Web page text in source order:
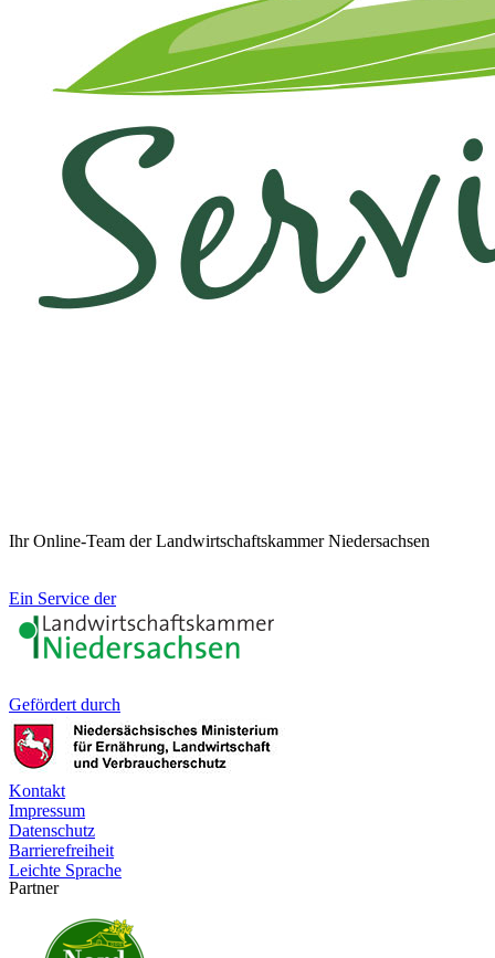
Ihr Online-Team der Landwirtschaftskammer Niedersachsen
Ein Service der
Gefördert durch
Kontakt
Impressum
Datenschutz
Barrierefreiheit
Leichte Sprache
Partner